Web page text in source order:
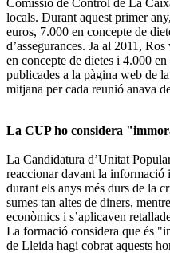
locals. Durant aquest primer
euros, 7.000 en concepte de
d’assegurances. Ja al 2011,
en concepte de dietes i 4.000 en
publicades a la pàgina web de
mitjana per cada reunió anava
La CUP ho considera
La Candidatura d’Unitat
reaccionar davant la informació
durant els anys més durs de la
sumes tan altes de diners,
econòmics i s’aplicaven
La formació considera que és
de Lleida hagi cobrat aquests